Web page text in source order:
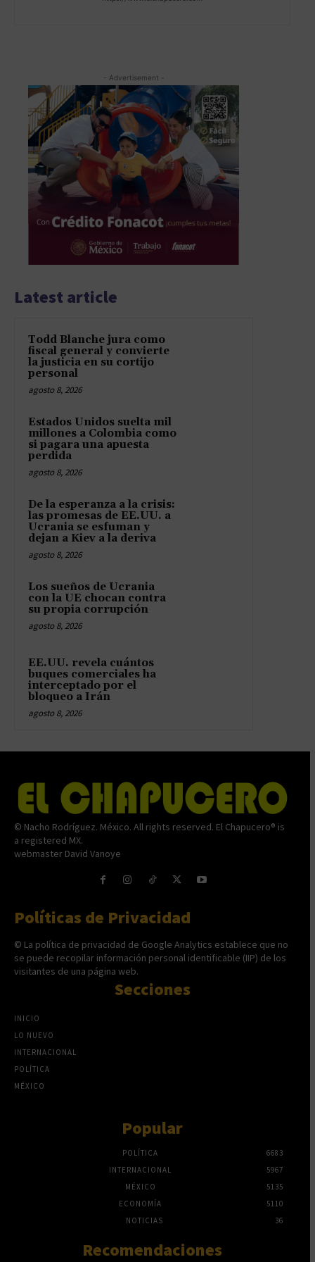
- Advertisement -
Latest article
Todd Blanche jura como
fiscal general y convierte
la justicia en su cortijo
personal
agosto 8, 2026
Estados Unidos suelta mil
millones a Colombia como
si pagara una apuesta
perdida
agosto 8, 2026
De la esperanza a la crisis:
las promesas de EE.UU. a
Ucrania se esfuman y
dejan a Kiev a la deriva
agosto 8, 2026
Los sueños de Ucrania
con la UE chocan contra
su propia corrupción
agosto 8, 2026
EE.UU. revela cuántos
buques comerciales ha
interceptado por el
bloqueo a Irán
agosto 8, 2026
© Nacho Rodríguez. México. All rights reserved. El Chapucero® is
a registered MX.
webmaster David Vanoye
Políticas de Privacidad
© La política de privacidad de Google Analytics establece que no
se puede recopilar información personal identificable (IIP) de los
visitantes de una página web.
Secciones
INICIO
LO NUEVO
INTERNACIONAL
POLÍTICA
MÉXICO
Popular
POLÍTICA
6683
INTERNACIONAL
5967
MÉXICO
5135
ECONOMÍA
5110
NOTICIAS
36
Recomendaciones